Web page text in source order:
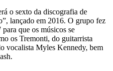
o sexto da discografia de
lançado em 2016. O grupo fez
que os músicos se
os Tremonti, do guitarrista
vocalista Myles Kennedy, bem